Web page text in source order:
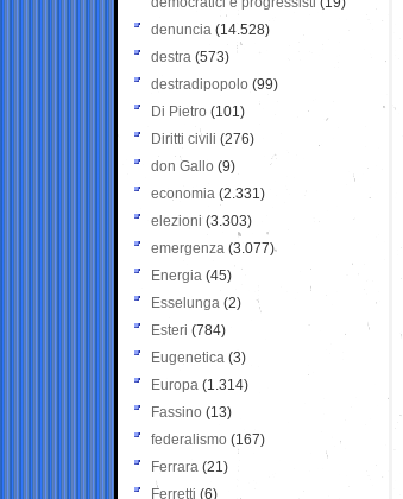
denuncia (14.528)
destra (573)
destradipopolo (99)
Di Pietro (101)
Diritti civili (276)
don Gallo (9)
economia (2.331)
elezioni (3.303)
emergenza (3.077)
Energia (45)
Esselunga (2)
Esteri (784)
Eugenetica (3)
Europa (1.314)
Fassino (13)
federalismo (167)
Ferrara (21)
Ferretti (6)